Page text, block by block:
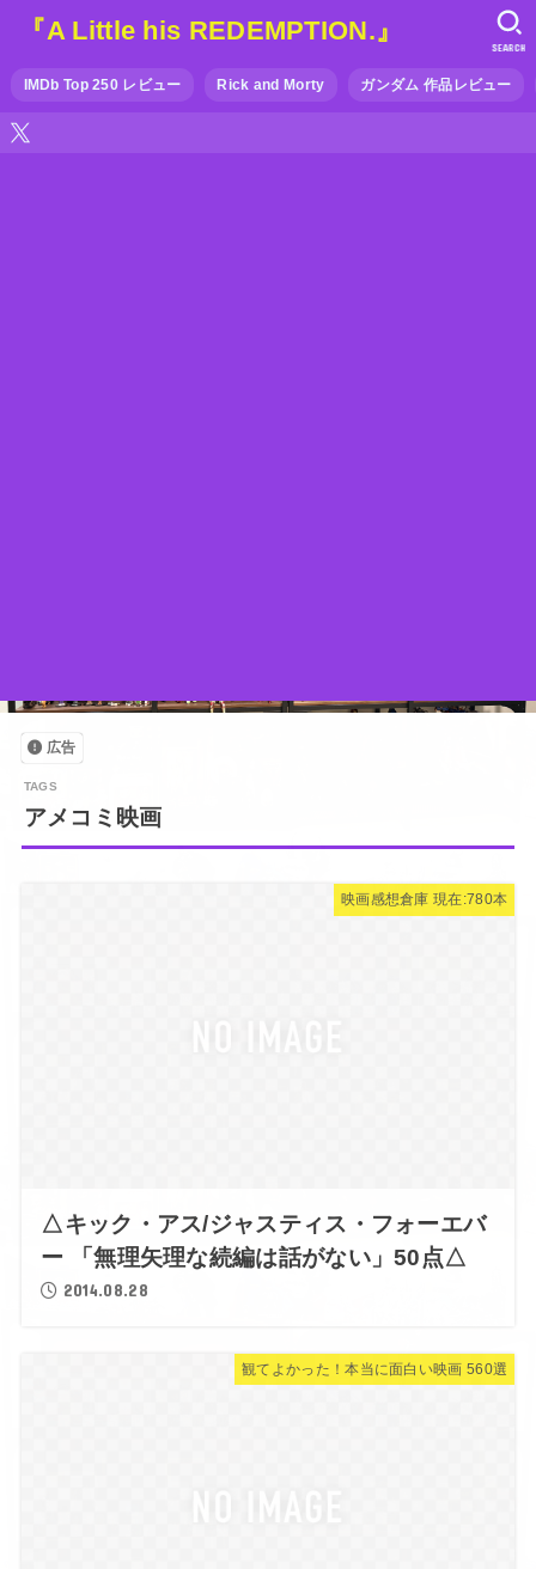
『A Little his REDEMPTION.』
IMDb Top 250 レビュー Rick and Morty ガンダム 作品レビュー
SEARCH
広告
アメコミ映画
映画感想倉庫 現在:780本
△キック・アス/ジャスティス・フォーエバ
ー 「無理矢理な続編は話がない」50点△
2014.08.28
観てよかった！本当に面白い映画 560選